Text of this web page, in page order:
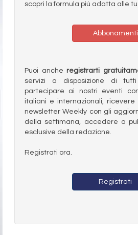
scopri la formula più adatta alle
Abbonamenti
Puoi anche registrarti
servizi a disposizione di
partecipare ai nostri eventi
italiani e internazionali,
newsletter Weekly con gli
della settimana, accedere a
esclusive della redazione.
Registrati ora.
Registrati